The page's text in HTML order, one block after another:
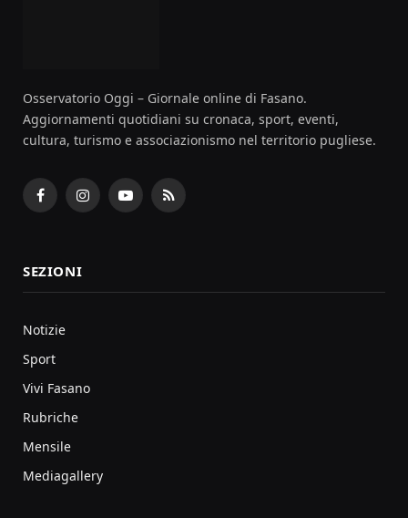
Osservatorio Oggi – Giornale online di Fasano.
Aggiornamenti quotidiani su cronaca, sport, eventi,
cultura, turismo e associazionismo nel territorio pugliese.
FacebookInstagramYouTubeRSS
SEZIONI
Notizie
Sport
Vivi Fasano
Rubriche
Mensile
Mediagallery